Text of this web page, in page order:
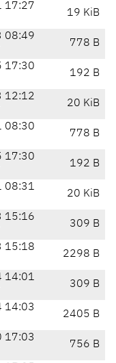
17:27
19 KiB
08:49
778 B
17:30
192 B
12:12
20 KiB
08:30
778 B
17:30
192 B
08:31
20 KiB
15:16
309 B
15:18
2298 B
14:01
309 B
14:03
2405 B
17:03
756 B